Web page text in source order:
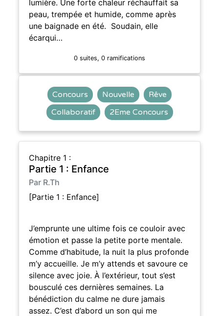
lumière. Une forte chaleur réchauffait sa
peau, trempée et humide, comme après
une baignade en été. Soudain, elle
écarqui…
0 suites, 0 ramifications
Concours Nouvelle
Rêve
Collaboratif
2Eme Concours
Chapitre 1 :
Partie 1 : Enfance
Par R.Th
[Partie 1 : Enfance]
J’emprunte une ultime fois ce couloir avec
émotion et passe la petite porte mentale.
Comme d’habitude, la nuit la plus profonde
m’y accueille. Je m’y attends et savoure ce
silence avec joie. À l’extérieur, tout s’est
bousculé ces dernières semaines. La
bénédiction du calme ne dure jamais
assez. C’est d’abord un son qui me